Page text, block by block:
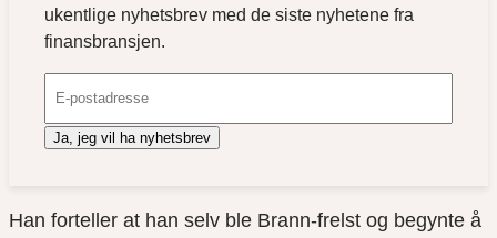
ukentlige nyhetsbrev med de siste nyhetene fra
finansbransjen.
Ja, jeg vil ha nyhetsbrev
Han forteller at han selv ble Brann-frelst og begynte å